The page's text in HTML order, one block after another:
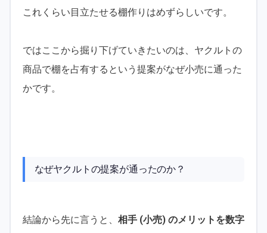
これくらい目立たせる棚作りはめずらしいです。
ではここから掘り下げていきたいのは、ヤクルトの
商品で棚を占有するという提案がなぜ小売に通った
かです。
なぜヤクルトの提案が通ったのか？
結論から先に言うと、 相手 (小売) のメリットを数字